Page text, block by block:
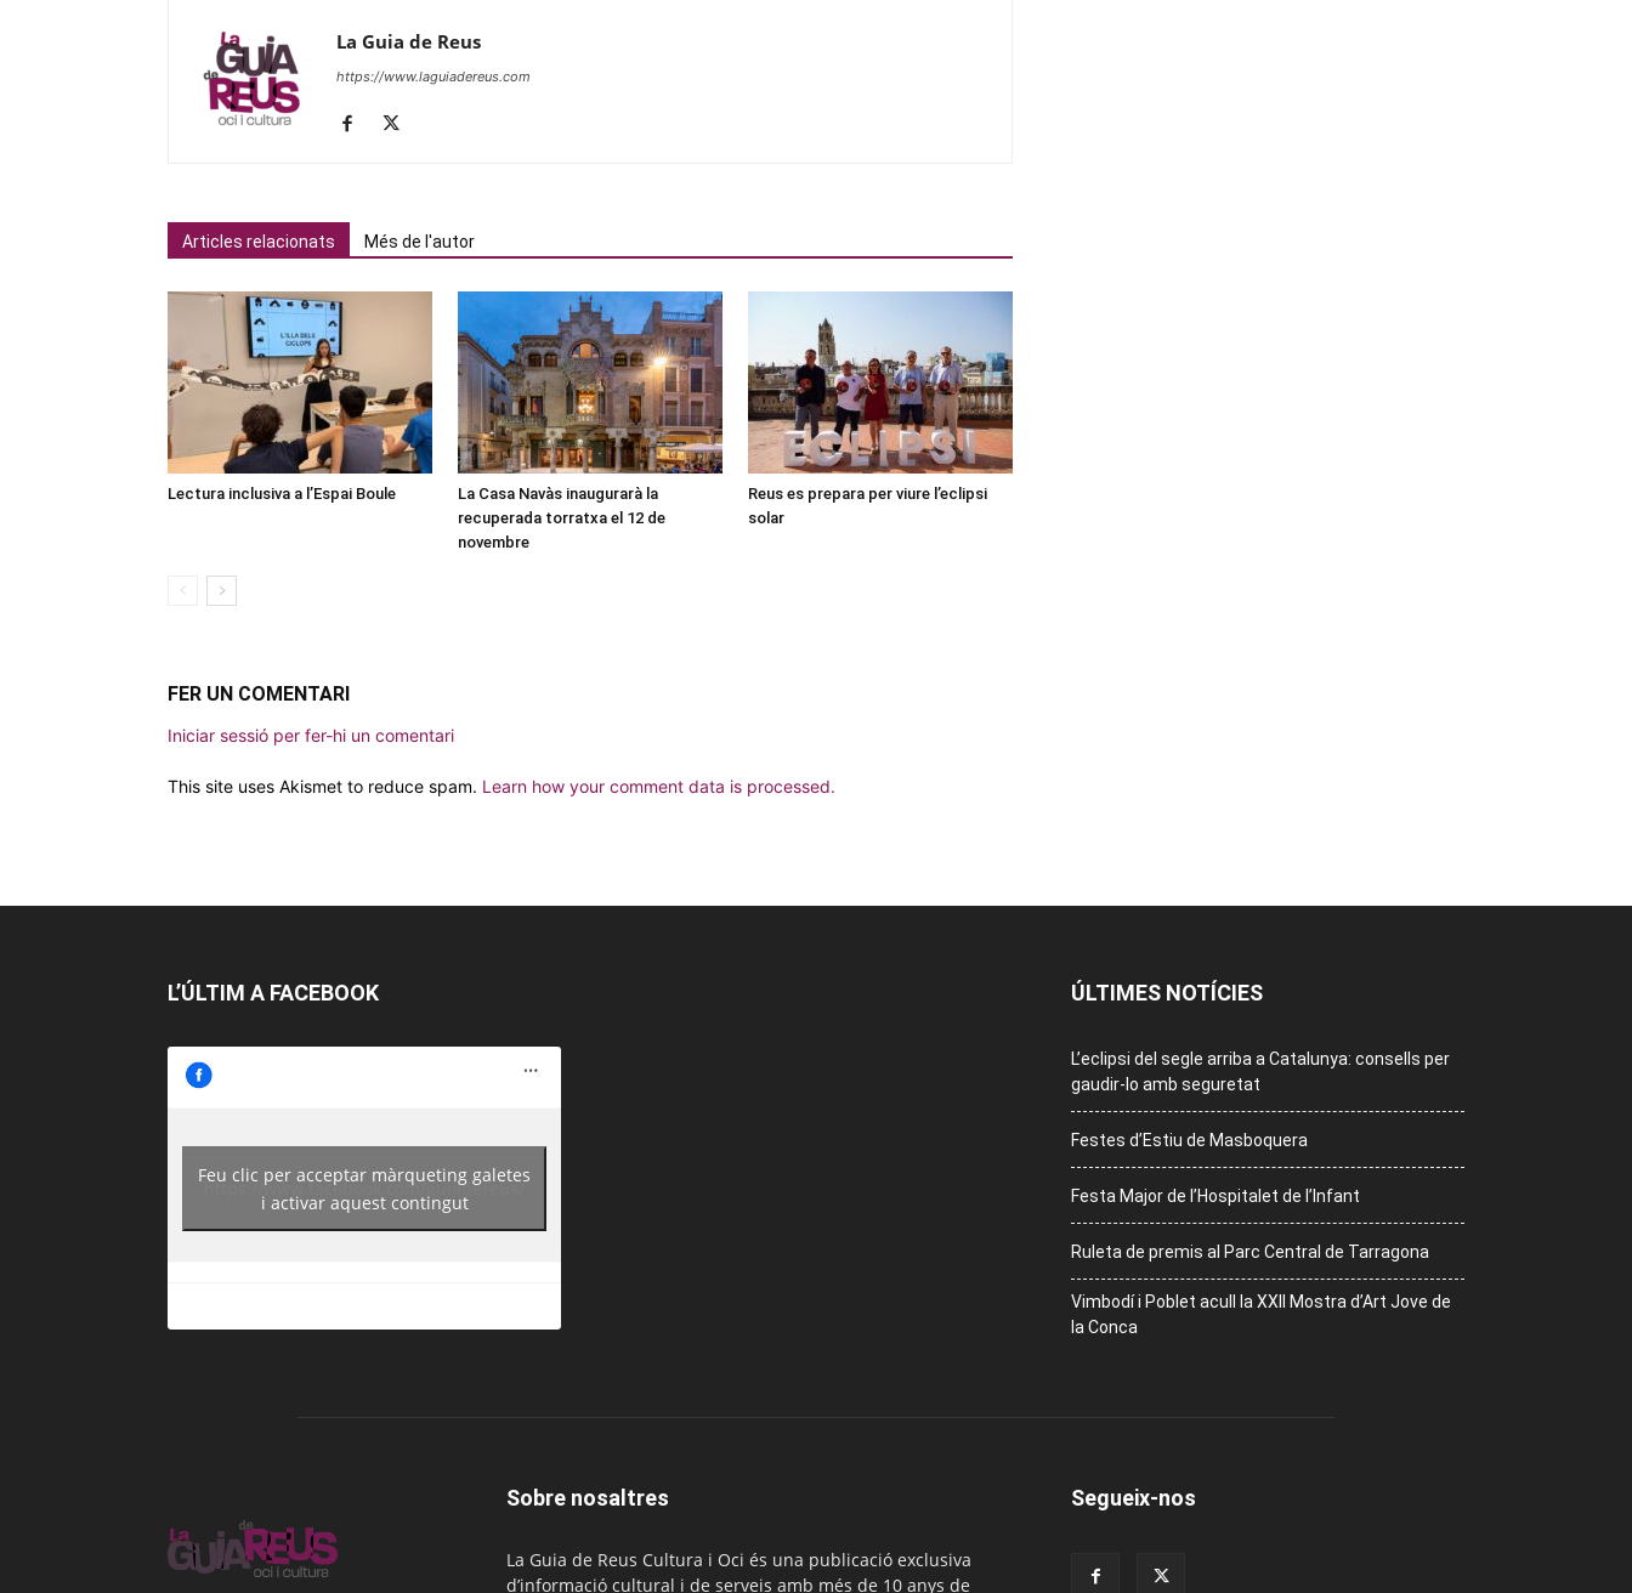
La Guia de Reus
https://www.laguiadereus.com
Articles relacionats Més de l'autor
Lectura inclusiva a l’Espai Boule
La Casa Navàs inaugurarà la
recuperada torratxa el 12 de
novembre
Reus es prepara per viure l’eclipsi
solar
FER UN COMENTARI
Iniciar sessió per fer-hi un comentari
This site uses Akismet to reduce spam. Learn how your comment data is processed.
L’ÚLTIM A FACEBOOK
https://www.facebook.com/guiadereus/
Feu clic per acceptar màrqueting galetes
i activar aquest contingut
ÚLTIMES NOTÍCIES
L’eclipsi del segle arriba a Catalunya: consells per
gaudir-lo amb seguretat
Festes d’Estiu de Masboquera
Festa Major de l’Hospitalet de l’Infant
Ruleta de premis al Parc Central de Tarragona
Vimbodí i Poblet acull la XXII Mostra d’Art Jove de
la Conca
Sobre nosaltres
La Guia de Reus Cultura i Oci és una publicació exclusiva
d’informació cultural i de serveis amb més de 10 anys de
Segueix-nos